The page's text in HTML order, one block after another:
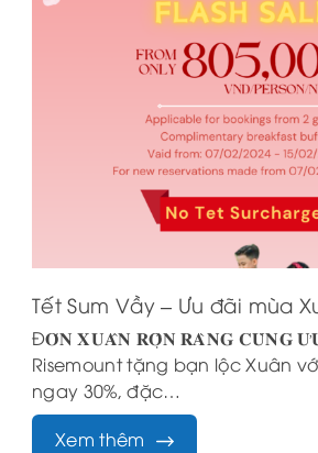
Tết Sum Vầy – Ưu đãi mùa
Đ𝐎́𝐍 𝐗𝐔𝐀̂𝐍 𝐑𝐎̣̂𝐍 𝐑𝐀̀𝐍𝐆 𝐂𝐔̀𝐍𝐆
Risemount tặng bạn lộc Xuân
ngay 30%, đặc…
Xem thêm